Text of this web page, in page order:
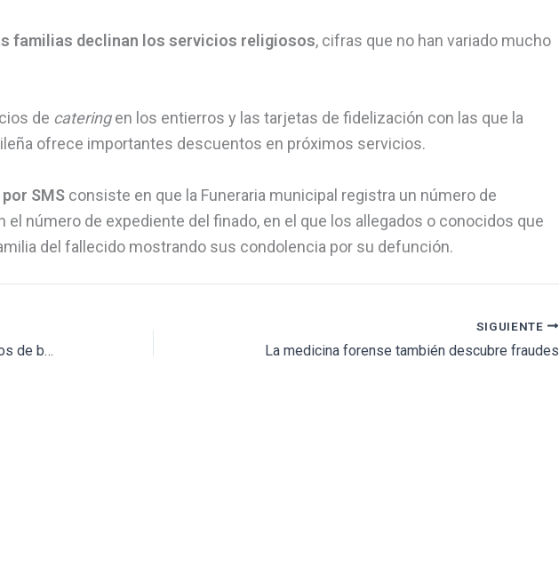
familias declinan los servicios religiosos, cifras que no han variado mucho
de cateringen los entierros y las tarjetas de fidelización con las que la
ofrece importantes descuentos en próximos servicios.
SMS consiste en que la Funeraria municipal registra un número de
número de expediente del finado, en el que los allegados o conocidos que
del fallecido mostrando sus condolencia por su defunción.
El sector funerario propone abrir tanatorios de barrio
SIGUIENTE
La medicina forense también descubre fraudes